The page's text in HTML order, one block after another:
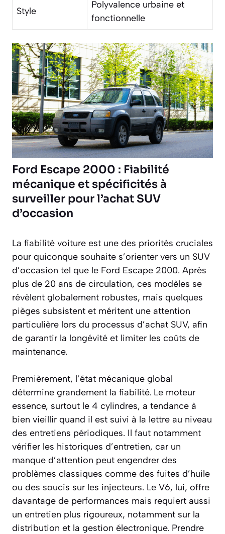
Style
Polyvalence urbaine et
fonctionnelle
Ford Escape 2000 : Fiabilité
mécanique et spécificités à
surveiller pour l’achat SUV
d’occasion
La fiabilité voiture est une des priorités cruciales
pour quiconque souhaite s’orienter vers un SUV
d’occasion tel que le Ford Escape 2000. Après
plus de 20 ans de circulation, ces modèles se
révèlent globalement robustes, mais quelques
pièges subsistent et méritent une attention
particulière lors du processus d’achat SUV, afin
de garantir la longévité et limiter les coûts de
maintenance.
Premièrement, l’état mécanique global
détermine grandement la fiabilité. Le moteur
essence, surtout le 4 cylindres, a tendance à
bien vieillir quand il est suivi à la lettre au niveau
des entretiens périodiques. Il faut notamment
vérifier les historiques d’entretien, car un
manque d’attention peut engendrer des
problèmes classiques comme des fuites d’huile
ou des soucis sur les injecteurs. Le V6, lui, offre
davantage de performances mais requiert aussi
un entretien plus rigoureux, notamment sur la
distribution et la gestion électronique. Prendre